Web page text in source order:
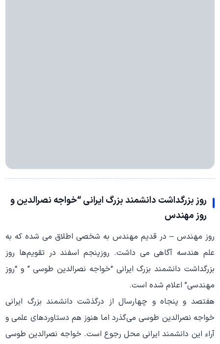
روز بزرگداشت دانشمند بزرگ ايراني “خواجه نصرالدين و
روز مهندس
روز مهندس – در قديم مهندس به شخصي اطلاق مي شده كه به
علم هندسه آگاهي مي داشت. روزپنجم اسفند در تقويم‌ها روز
بزرگداشت دانشمند بزرگ ايراني “خواجه نصرالدين طوسي ” و “روز
مهندسي” اعلام شده است.
هفتصد و پنجاه و چهارسال از درگذشت دانشمند بزرگ ايراني
خواجه نصرالدين طوسي مي‌گذرد اما هنوز هم دستاوردهاي علمي و
آراء اين دانشمند ايراني محل رجوع است. خواجه نصرالدين طوسي